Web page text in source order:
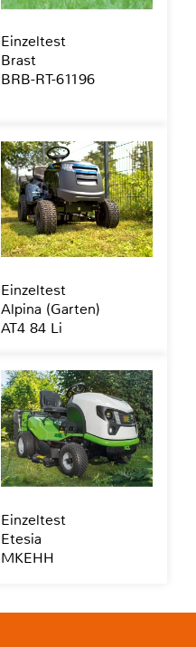
Einzeltest
Brast
BRB-RT-61196
Einzeltest
Alpina (Garten)
AT4 84 Li
Einzeltest
Etesia
MKEHH